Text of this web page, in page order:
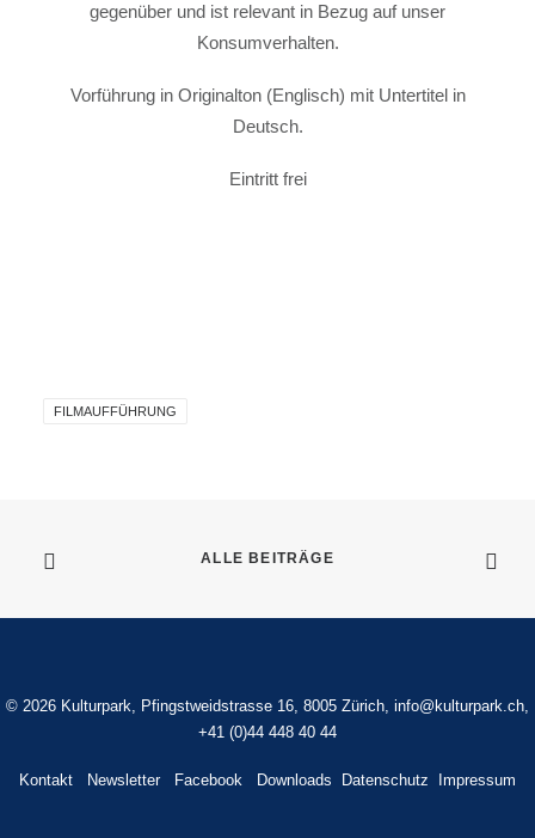
gegenüber und ist relevant in Bezug auf unser
Konsumverhalten.
Vorführung in Originalton (Englisch) mit Untertitel in
Deutsch.
Eintritt frei
FILMAUFFÜHRUNG
ALLE BEITRÄGE
© 2026 Kulturpark, Pfingstweidstrasse 16, 8005 Zürich, info@kulturpark.ch,
+41 (0)44 448 40 44
Kontakt Newsletter Facebook Downloads Datenschutz Impressum